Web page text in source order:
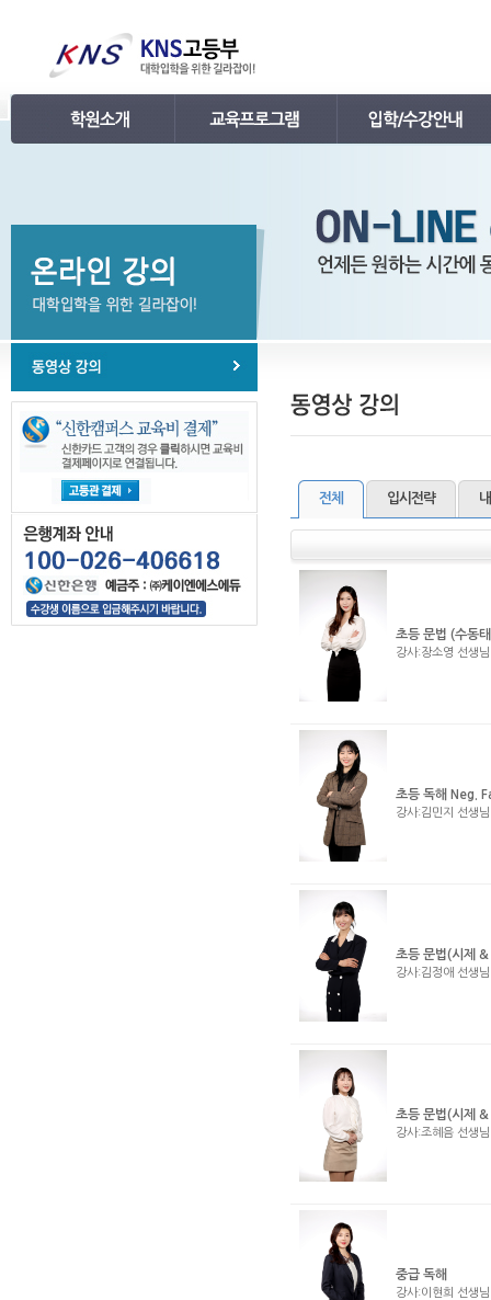
언론보도
명예의 전당
학원소개 동영상
KNS 포토 갤러리
찾아오시는 길
수능 프로그램
특강 프로그램
강의시간표 / 교재소개
입학안내
레벨 테스트
전체 입시전략
초등 문법 (수동
강사:장소영 선생
초등 독해 Neg.
강사:김민지 선생
초등 문법(시제
강사:김정애 선생
초등 문법(시제
강사:조혜음 선생
중급 독해
강사:이현희 선생